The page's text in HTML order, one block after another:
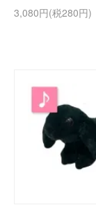
3,080円(税280円)